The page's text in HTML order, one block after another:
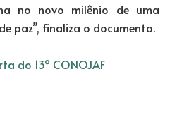
no novo milênio de uma
paz”, finaliza o documento.
do 13º CONOJAF